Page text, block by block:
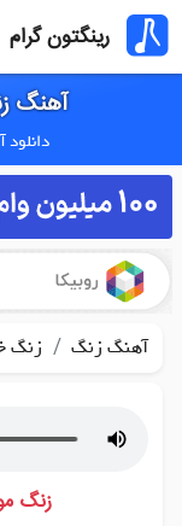
رینگتون گرام
آهنگ
آهنگ زنگ / زنگ
زنگ